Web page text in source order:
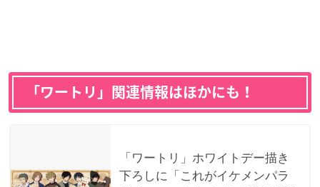
「ワートリ」関連情報はほかにも！